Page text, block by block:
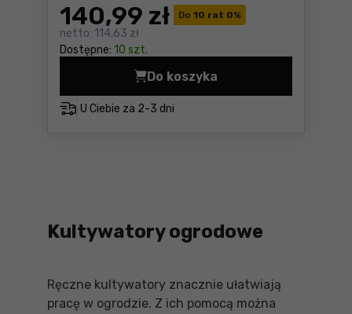
Do 10 rat 0%
140,99 zł
netto: 114,63 zł
Dostępne: 10 szt.
U Ciebie za 2-3 dni
Do koszyka
Kultywator 3-zębny Fiskars
Kultywatory ogrodowe
Ręczne kultywatory znacznie ułatwiają
pracę w ogrodzie. Z ich pomocą można